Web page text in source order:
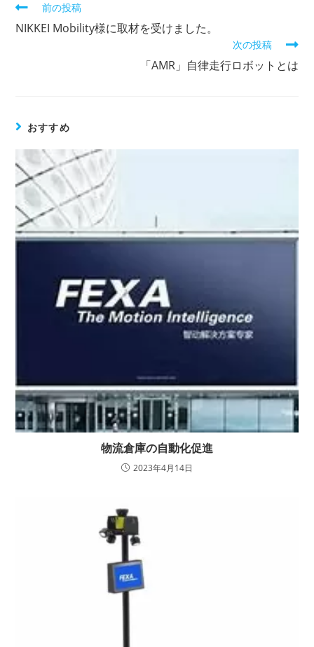
そ
他
前の投稿
NIKKEI Mobility様に取材を受けました。
次の投稿
「AMR」自律走行ロボットとは
おすすめ
物流倉庫の自動化促進
2023年4月14日